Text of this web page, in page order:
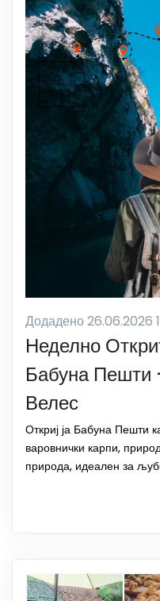
Додадено 26.06.2026
Неделно
Бабуна Пешти
Велес
Откриј ја Бабуна Пешти
варовнички карпи,
природа, идеален за